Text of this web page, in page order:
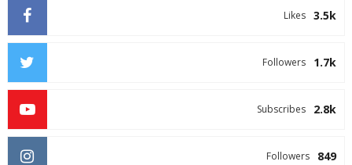
3.5k
Likes
1.7k
Followers
2.8k
Subscribes
849
Followers